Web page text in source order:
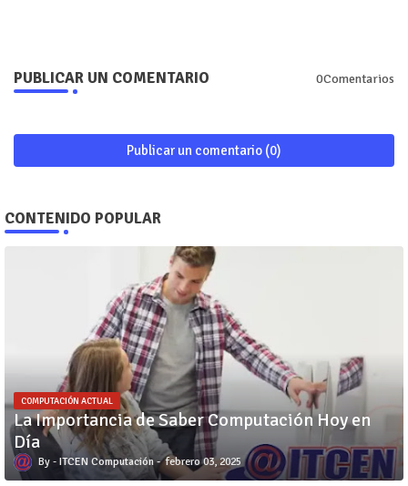
PUBLICAR UN COMENTARIO 0Comentarios
Publicar un comentario (0)
CONTENIDO POPULAR
COMPUTACIÓN ACTUAL
La Importancia de Saber Computación Hoy en
Día
ITCEN Computación febrero 03, 2025